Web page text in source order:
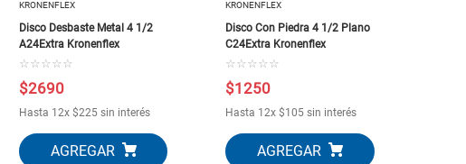
KRONENFLEX
Disco Desbaste Metal 4 1/2
A24Extra Kronenflex
☆ ☆ ☆ ☆ ☆
$2690
Hasta 12x $225 sin interés
KRONENFLEX
Disco Con Piedra 4 1/2 Plano
C24Extra Kronenflex
☆ ☆ ☆ ☆ ☆
$1250
Hasta 12x$105 sin interés